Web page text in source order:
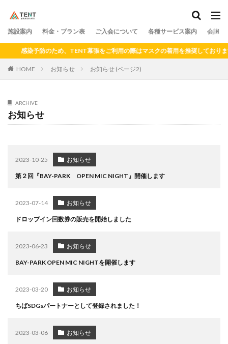
施設案内 料金・プラン表 ご入会について 各種サービス案内 会議室
感染予防のため、TENT幕張をご利用の際はマスクの着用を推奨しております
HOME お知らせ お知らせ (ページ2)
ARCHIVE
お知らせ
2023-10-25 お知らせ
第２回『BAY-PARK OPEN MIC NIGHT』開催します
2023-07-14 お知らせ
ドロップイン回数券の販売を開始しました
2023-06-23 お知らせ
BAY-PARK OPEN MIC NIGHTを開催します
2023-03-20 お知らせ
ちばSDGsパートナーとして登録されました！
2023-03-06 お知らせ
カテゴリー